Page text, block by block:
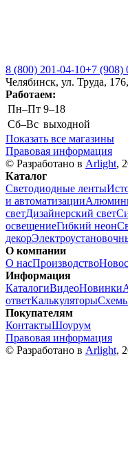
8 (800) 201-04-10+7 (908)
Челябинск, ул. Труда,
Работаем:
Пн–Пт 9–18
Сб–Вс выходной
Показать все магазины
Правовая информация
© Разработано в Arlight,
Каталог
Светодиодные ленты
и автоматизации
светДизайнерский свет
освещениеГибкий неон
декор
О компании
О насПроизводство
Информация
КаталогиВидеоНовинки
ответКалькуляторы
Покупателям
КонтактыШоурум
Правовая информация
© Разработано в Arlight,